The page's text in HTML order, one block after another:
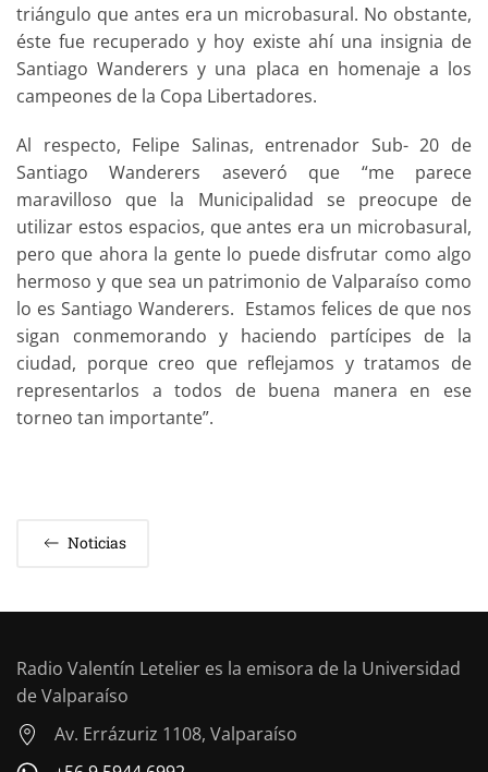
triángulo que antes era un microbasural. No obstante,
éste fue recuperado y hoy existe ahí una insignia de
Santiago Wanderers y una placa en homenaje a los
campeones de la Copa Libertadores.
Al respecto, Felipe Salinas, entrenador Sub- 20 de
Santiago Wanderers aseveró que “me parece
maravilloso que la Municipalidad se preocupe de
utilizar estos espacios, que antes era un microbasural,
pero que ahora la gente lo puede disfrutar como algo
hermoso y que sea un patrimonio de Valparaíso como
lo es Santiago Wanderers. Estamos felices de que nos
sigan conmemorando y haciendo partícipes de la
ciudad, porque creo que reflejamos y tratamos de
representarlos a todos de buena manera en ese
torneo tan importante”.
Noticias
Radio Valentín Letelier es la emisora de la Universidad
de Valparaíso
Av. Errázuriz 1108, Valparaíso